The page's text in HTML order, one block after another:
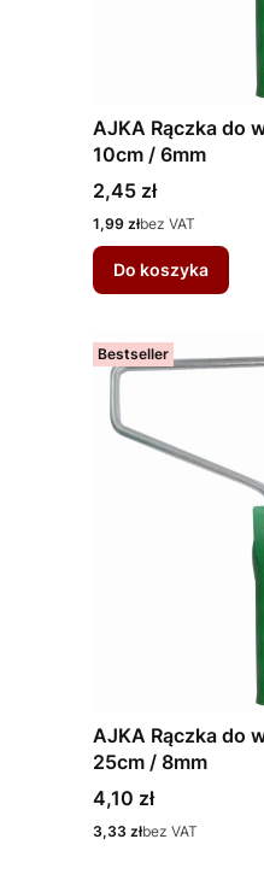
AJKA Rączka do
10cm / 6mm
Cena
2,45 zł
Cena
1,99 złbez VAT
Do koszyka
Bestseller
AJKA Rączka do
25cm / 8mm
Cena
4,10 zł
Cena
3,33 złbez VAT